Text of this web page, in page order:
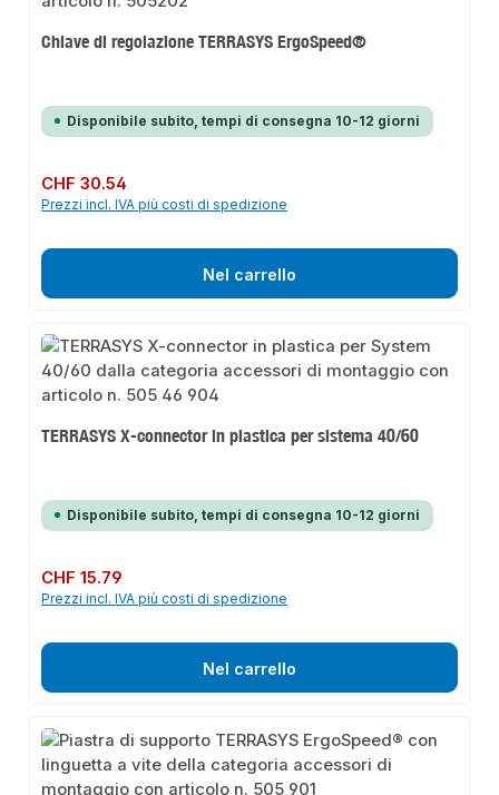
Chiave di regolazione TERRASYS ErgoSpeed®
Disponibile subito, tempi di consegna 10-12 giorni
Prezzo normale:
CHF 30.54
Prezzi incl. IVA più costi di spedizione
Nel carrello
TERRASYS X-connector in plastica per sistema 40/60
Disponibile subito, tempi di consegna 10-12 giorni
Prezzo normale:
CHF 15.79
Prezzi incl. IVA più costi di spedizione
Nel carrello